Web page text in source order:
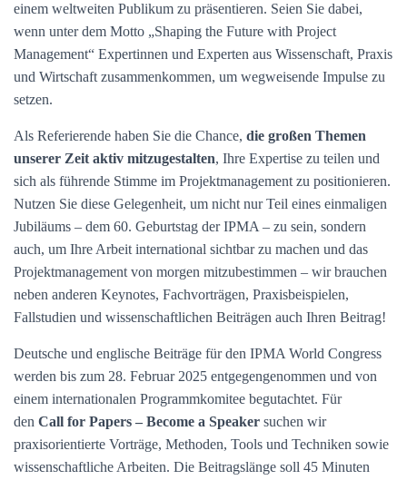
einem weltweiten Publikum zu präsentieren. Seien Sie dabei,
wenn unter dem Motto „Shaping the Future with Project
Management“ Expertinnen und Experten aus Wissenschaft, Praxis
und Wirtschaft zusammenkommen, um wegweisende Impulse zu
setzen.
Als Referierende haben Sie die Chance, die großen Themen
unserer Zeit aktiv mitzugestalten, Ihre Expertise zu teilen und
sich als führende Stimme im Projektmanagement zu positionieren.
Nutzen Sie diese Gelegenheit, um nicht nur Teil eines einmaligen
Jubiläums – dem 60. Geburtstag der IPMA – zu sein, sondern
auch, um Ihre Arbeit international sichtbar zu machen und das
Projektmanagement von morgen mitzubestimmen – wir brauchen
neben anderen Keynotes, Fachvorträgen, Praxisbeispielen,
Fallstudien und wissenschaftlichen Beiträgen auch Ihren Beitrag!
Deutsche und englische Beiträge für den IPMA World Congress
werden bis zum 28. Februar 2025 entgegengenommen und von
einem internationalen Programmkomitee begutachtet. Für
den Call for Papers – Become a Speaker suchen wir
praxisorientierte Vorträge, Methoden, Tools und Techniken sowie
wissenschaftliche Arbeiten. Die Beitragslänge soll 45 Minuten